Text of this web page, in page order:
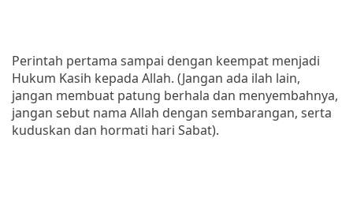
Perintah pertama sampai dengan keempat menjadi
Hukum Kasih kepada Allah. (Jangan ada ilah lain,
jangan membuat patung berhala dan menyembahnya,
jangan sebut nama Allah dengan sembarangan, serta
kuduskan dan hormati hari Sabat).